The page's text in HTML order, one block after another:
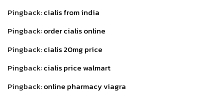
Pingback:cialis from india
Pingback:order cialis online
Pingback:cialis 20mg price
Pingback:cialis price walmart
Pingback:online pharmacy viagra